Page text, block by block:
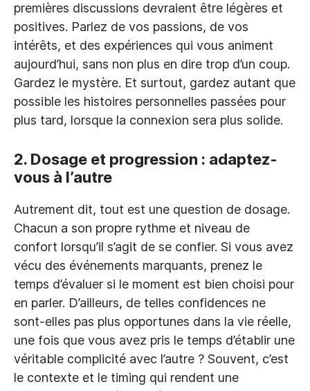
premières discussions devraient être légères et
positives. Parlez de vos passions, de vos
intérêts, et des expériences qui vous animent
aujourd’hui, sans non plus en dire trop d’un coup.
Gardez le mystère. Et surtout, gardez autant que
possible les histoires personnelles passées pour
plus tard, lorsque la connexion sera plus solide.
2. Dosage et progression : adaptez-
vous à l’autre
Autrement dit, tout est une question de dosage.
Chacun a son propre rythme et niveau de
confort lorsqu’il s’agit de se confier. Si vous avez
vécu des événements marquants, prenez le
temps d’évaluer si le moment est bien choisi pour
en parler. D’ailleurs, de telles confidences ne
sont-elles pas plus opportunes dans la vie réelle,
une fois que vous avez pris le temps d’établir une
véritable complicité avec l’autre ? Souvent, c’est
le contexte et le timing qui rendent une